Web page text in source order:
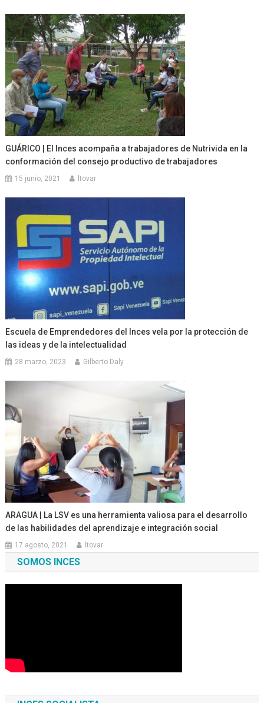
GUÁRICO | El Inces acompaña a trabajadores de Nutrivida en la
conformación del consejo productivo de trabajadores
15 junio, 2021 ltovar
Escuela de Emprendedores del Inces vela por la protección de
las ideas y de la intelectualidad
28 marzo, 2023 Gilberto Daly
ARAGUA | La LSV es una herramienta valiosa para el desarrollo
de las habilidades del aprendizaje e integración social
17 agosto, 2021 ltovar
SOMOS INCES